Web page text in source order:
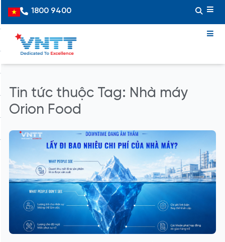
content
Vietnamese
1800 9400
Tin tức thuộc Tag: Nhà máy
Orion Food